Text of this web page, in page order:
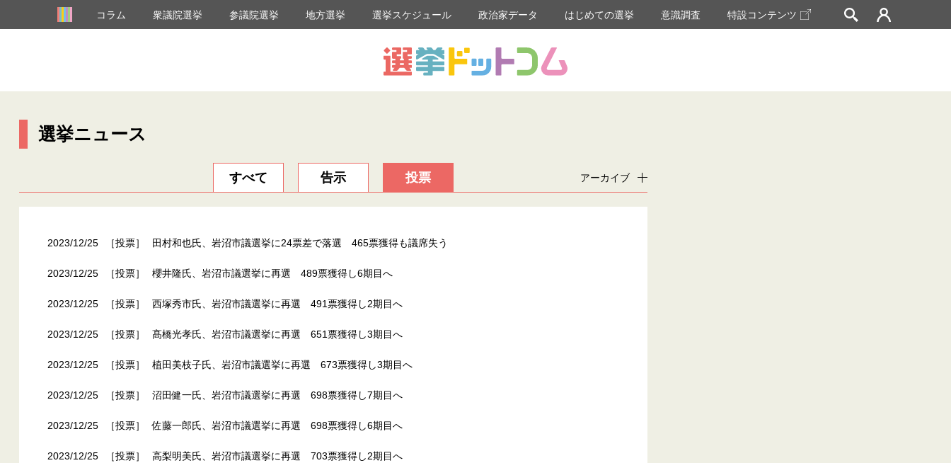
コラム 衆議院選挙 参議院選挙 地方選挙 選挙スケジュール 政治家データ はじめての選挙 意識調査 特設コンテンツ
選挙ニュース
すべて 告示 投票 アーカイブ
2023/12/25 ［投票］ 田村和也氏、岩沼市議選挙に24票差で落選 465票獲得も議席失う
2023/12/25 ［投票］ 櫻井隆氏、岩沼市議選挙に再選 489票獲得し6期目へ
2023/12/25 ［投票］ 西塚秀市氏、岩沼市議選挙に再選 491票獲得し2期目へ
2023/12/25 ［投票］ 髙橋光孝氏、岩沼市議選挙に再選 651票獲得し3期目へ
2023/12/25 ［投票］ 植田美枝子氏、岩沼市議選挙に再選 673票獲得し3期目へ
2023/12/25 ［投票］ 沼田健一氏、岩沼市議選挙に再選 698票獲得し7期目へ
2023/12/25 ［投票］ 佐藤一郎氏、岩沼市議選挙に再選 698票獲得し6期目へ
2023/12/25 ［投票］ 高梨明美氏、岩沼市議選挙に再選 703票獲得し2期目へ